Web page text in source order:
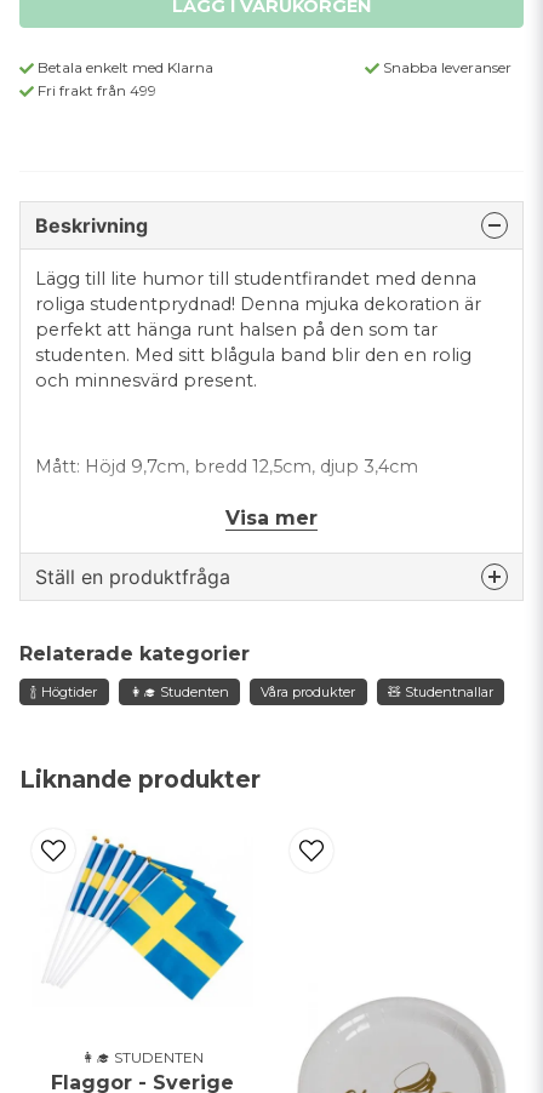
LÄGG I VARUKORGEN
Betala enkelt med Klarna
Snabba leveranser
Fri frakt från 499
Liknande produkter
👩‍🎓 STUDENTEN
Flaggor - Sverige
Beskrivning
Lägg till lite humor till studentfirandet med denna
roliga studentprydnad! Denna mjuka dekoration är
perfekt att hänga runt halsen på den som tar
studenten. Med sitt blågula band blir den en rolig
och minnesvärd present.
Mått: Höjd 9,7cm, bredd 12,5cm, djup 3,4cm
Visa mer
Ställ en produktfråga
Fråga oss något om denna produkten...
email
Mejladress
Ja, ni får publicera min fråga
Relaterade kategorier
🍾 Högtider 👩‍🎓 Studenten Våra produkter 🧸 Studentnallar